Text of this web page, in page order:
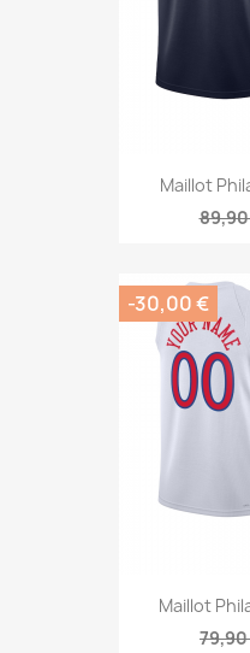
Maillot
Maillot
-30,00 €